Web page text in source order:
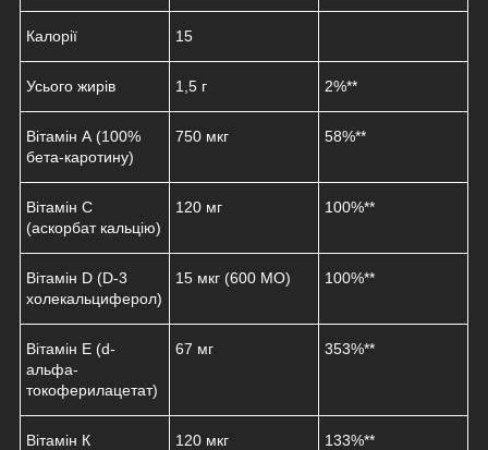
Калорії 15
Усього жирів 1,5 г 2%**
Вітамін А (100%
бета-каротину)
750 мкг 58%**
Вітамін С
(аскорбат кальцію)
120 мг 100%**
Вітамін D (D-3
холекальциферол)
15 мкг (600 МО) 100%**
Вітамін Е (d-
альфа-
токоферилацетат)
67 мг 353%**
Вітамін К
120 мкг 133%**